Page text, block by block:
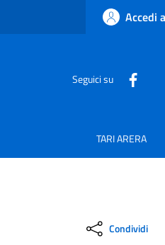
Accedi
Seguici su
TARI ARERA
Condividi